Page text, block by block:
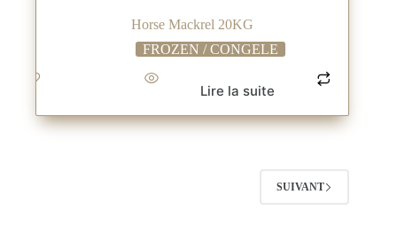
Horse Mackrel 20KG
FROZEN / CONGELE
Lire la suite
SUIVANT